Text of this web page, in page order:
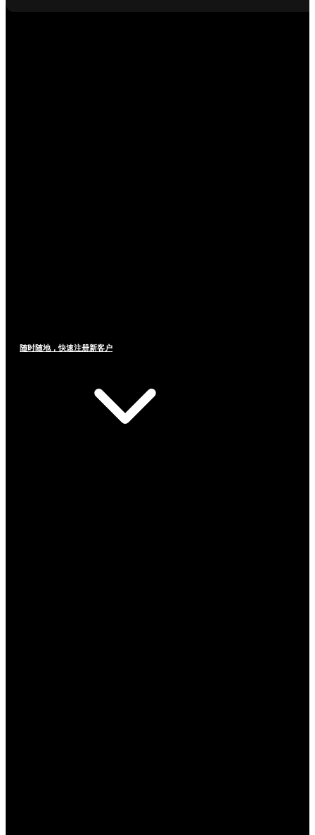
随时随地，快速注册新客户